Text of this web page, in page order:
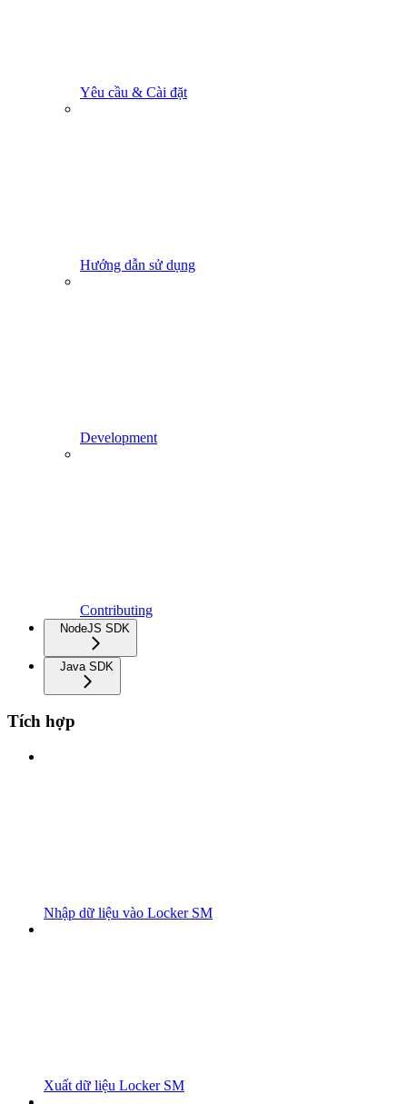
Yêu cầu & Cài đặt
Hướng dẫn sử dụng
Development
Contributing
NodeJS SDK
Java SDK
Tích hợp
Nhập dữ liệu vào Locker SM
Xuất dữ liệu Locker SM